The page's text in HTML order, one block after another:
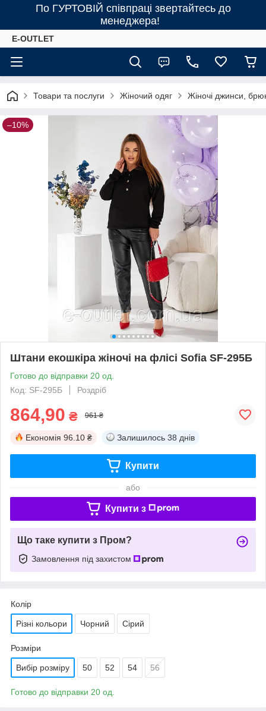
По ГУРТОВІЙ співпраці звертайтесь до
менеджера!
E-OUTLET
Товари та послуги Жіночий одяг Жіночі джинси,
–10%
Штани екошкіра жіночі на флісі Sоfia SF-295Б
Готово до відправки 20 од.
Код: SF-295Б
Роздріб
864,90 ₴ 961 ₴
Економія 96.10 ₴ Залишилось 38 днів
Купити
або
Купити з
Що таке купити з Пром?
Замовлення під захистом
Колір
Різні кольори Чорний Сірий
Розміри
Вибір розміру 50 52 54 56
Готово до відправки 20 од.